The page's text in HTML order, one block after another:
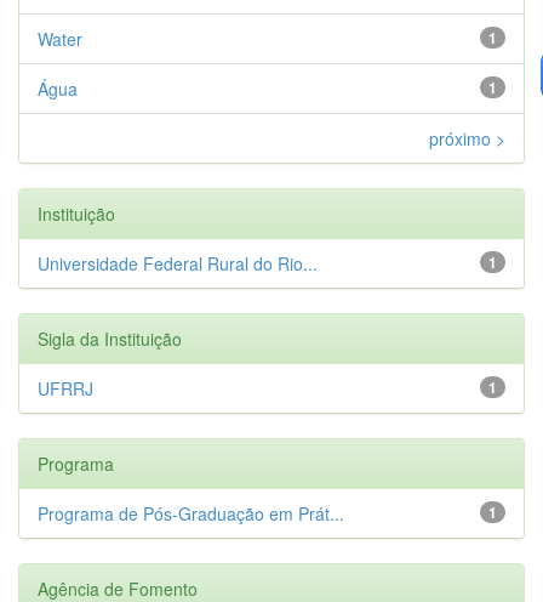
1
Water
1
Água
próximo >
Instituição
1
Universidade Federal Rural do Rio...
Sigla da Instituição
1
UFRRJ
Programa
1
Programa de Pós-Graduação em Prát...
Agência de Fomento